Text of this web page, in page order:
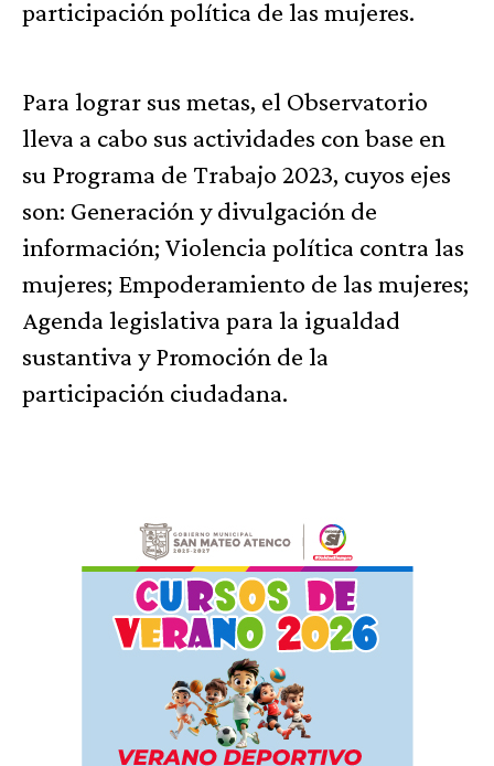
participación política de las mujeres.
Para lograr sus metas, el Observatorio
lleva a cabo sus actividades con base en
su Programa de Trabajo 2023, cuyos ejes
son: Generación y divulgación de
información; Violencia política contra las
mujeres; Empoderamiento de las mujeres;
Agenda legislativa para la igualdad
sustantiva y Promoción de la
participación ciudadana.